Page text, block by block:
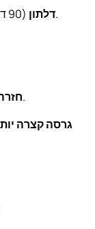
12:00 — דלתון(90 דקות, ארוחת צהריים קטנה במקום).
17:00. הגעה משוערת 19:30.
גרסה קצרה